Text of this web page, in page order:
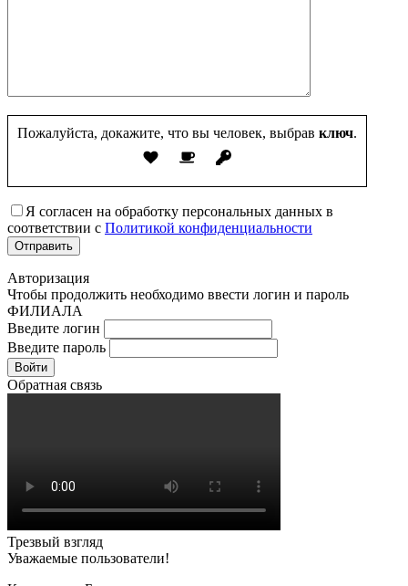
Пожалуйста, докажите, что вы человек, выбрав ключ.
Я согласен на обработку персональных данных в
соответствии с Политикой конфиденциальности
Авторизация
Чтобы продолжить необходимо ввести логин и пароль
ФИЛИАЛА
Введите логин
Введите пароль
Войти
Обратная связь
Трезвый взгляд
Уважаемые пользователи!